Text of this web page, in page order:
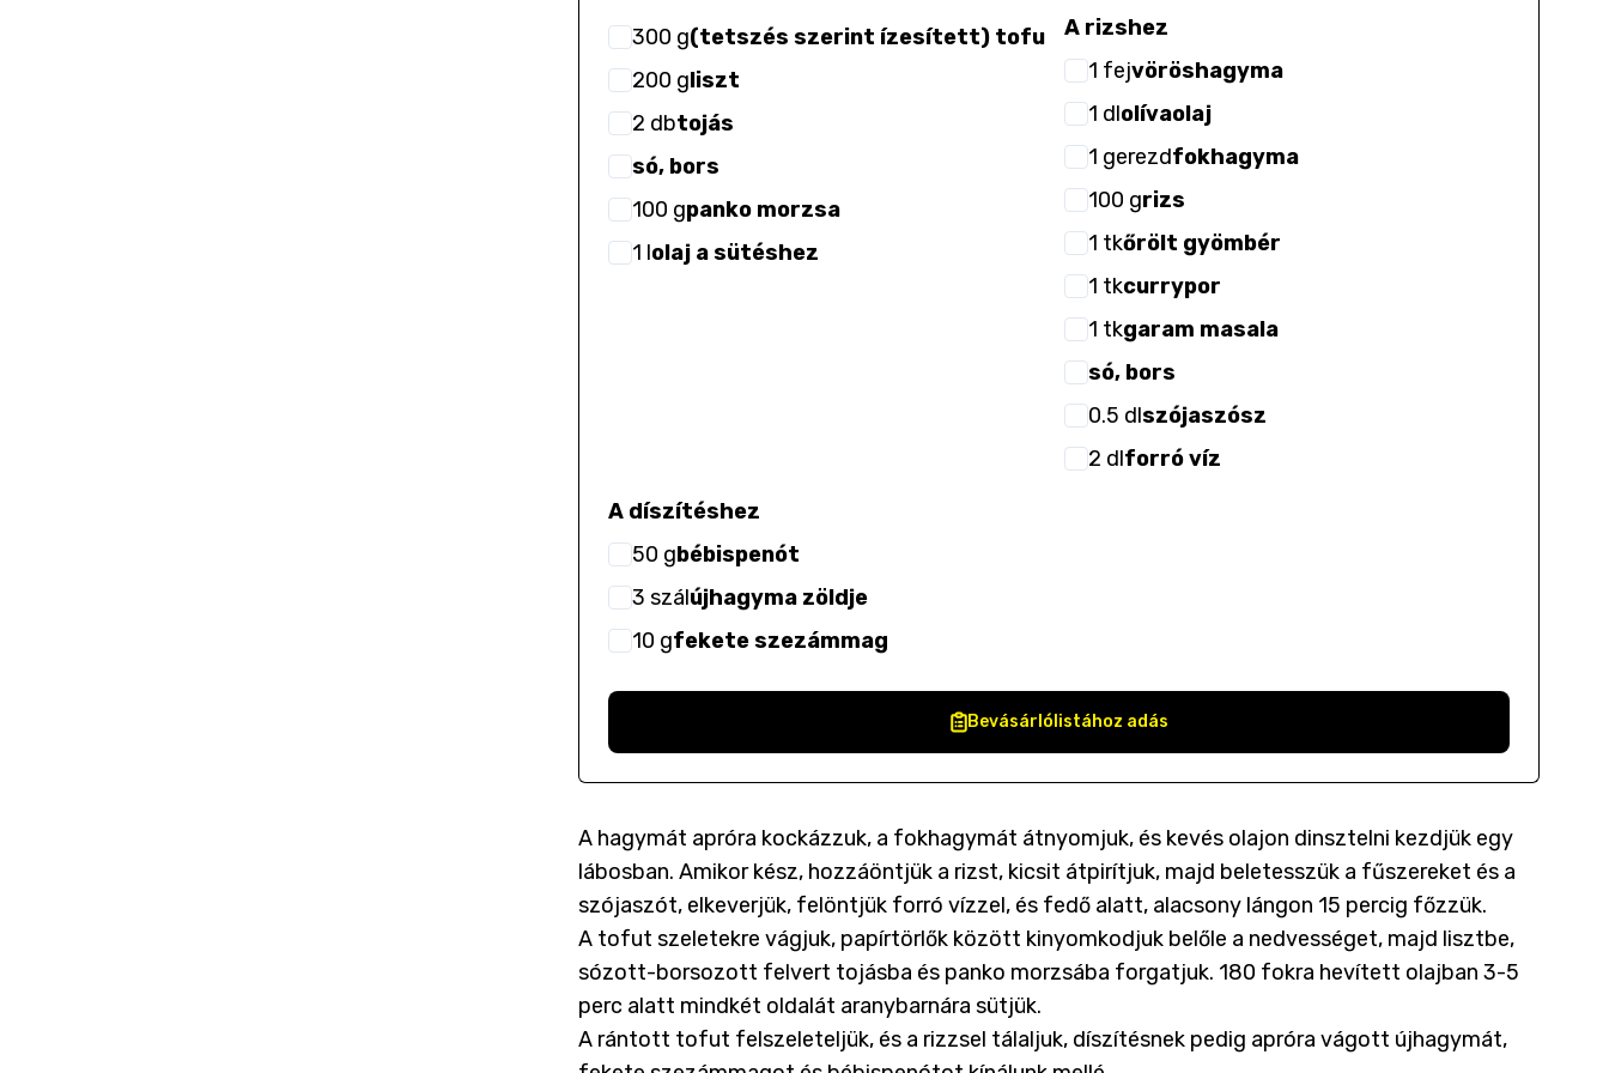
300 g(tetszés szerint ízesített) tofu
200 gliszt
2 dbtojás
só, bors
100 gpanko morzsa
1 lolaj a sütéshez
A rizshez
1 fejvöröshagyma
1 dlolívaolaj
1 gerezdfokhagyma
100 grizs
1 tkőrölt gyömbér
1 tkcurrypor
1 tkgaram masala
só, bors
0.5 dlszójaszósz
2 dlforró víz
A díszítéshez
50 gbébispenót
3 szálújhagyma zöldje
10 gfekete szezámmag
Bevásárlólistához adás
A hagymát apróra kockázzuk, a fokhagymát átnyomjuk, és kevés olajon dinsztelni kezdjük egy
lábosban. Amikor kész, hozzáöntjük a rizst, kicsit átpirítjuk, majd beletesszük a fűszereket és a
szójaszót, elkeverjük, felöntjük forró vízzel, és fedő alatt, alacsony lángon 15 percig főzzük.
A tofut szeletekre vágjuk, papírtörlők között kinyomkodjuk belőle a nedvességet, majd lisztbe,
sózott-borsozott felvert tojásba és panko morzsába forgatjuk. 180 fokra hevített olajban 3-5
perc alatt mindkét oldalát aranybarnára sütjük.
A rántott tofut felszeleteljük, és a rizzsel tálaljuk, díszítésnek pedig apróra vágott újhagymát,